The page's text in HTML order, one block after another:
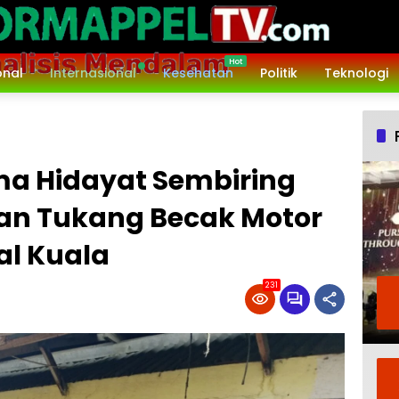
Internasional Kesehatan Politik Teknologi
Hidayat Sembiring
Tukang Becak Motor
Kuala
231